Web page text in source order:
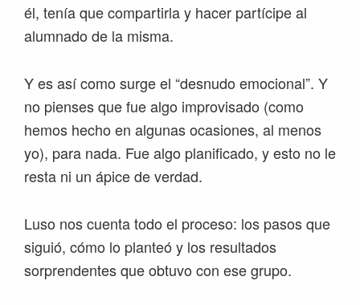
él, tenía que compartirla y hacer partícipe al
alumnado de la misma.
Y es así como surge el “desnudo emocional”. Y
no pienses que fue algo improvisado (como
hemos hecho en algunas ocasiones, al menos
yo), para nada. Fue algo planificado, y esto no le
resta ni un ápice de verdad.
Luso nos cuenta todo el proceso: los pasos que
siguió, cómo lo planteó y los resultados
sorprendentes que obtuvo con ese grupo.